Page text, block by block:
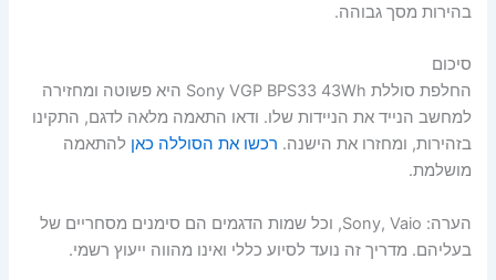
בהירות מסך גבוהה.
סיכום
החלפת סוללת Sony VGP BPS33 43Wh היא פשוטה ומחזירה
למחשב הנייד את הניידות שלו. ודאו התאמה מלאה לדגם, התקינו
בזהירות, ומחזרו את הישנה. רכשו את הסוללה כאן להתאמה
מושלמת.
הערה: Sony, Vaio, וכל שמות הדגמים הם סימנים מסחריים של
בעליהם. מדריך זה נועד לסיוע כללי ואינו מהווה ייעוץ רשמי.